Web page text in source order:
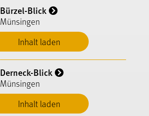
Inhalt laden
Bürzel-Blick
Münsingen
Inhalt laden
Derneck-Blick
Münsingen